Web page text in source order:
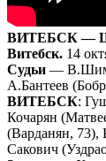
ВИТЕБСК —
Витебск. 14
Судьи —
А.Бантеев
ВИТЕБСК:
Кочарян
(Варданян, 73),
Сакович